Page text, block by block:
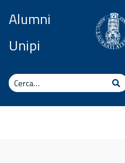
Alumni
Unipi
Cerca